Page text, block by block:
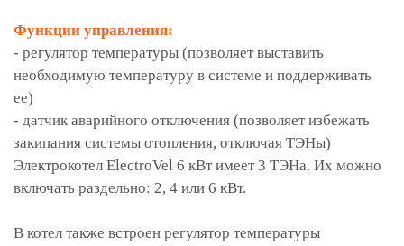
Функции управления:
- регулятор температуры (позволяет выставить
необходимую температуру в системе и поддерживать
ее)
- датчик аварийного отключения (позволяет избежать
закипания системы отопления, отключая ТЭНы)
Электрокотел ElectroVel 6 кВт имеет 3 ТЭНа. Их можно
включать раздельно: 2, 4 или 6 кВт.
В котел также встроен регулятор температуры